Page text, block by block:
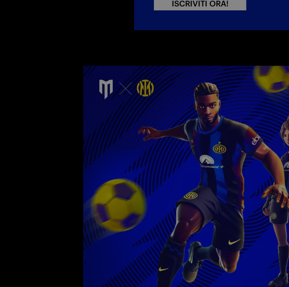
ISCRIVITI ORA!